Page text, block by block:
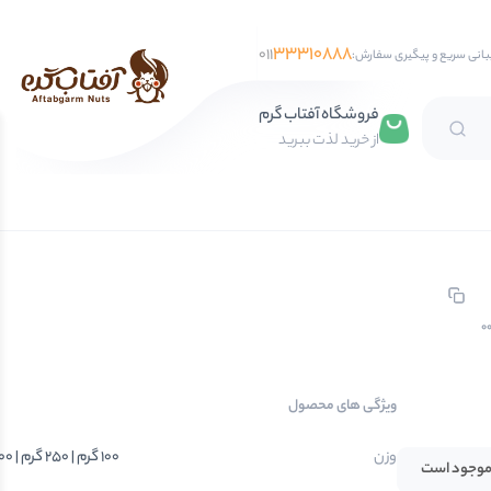
سریع و پیگیری سفارش: 01133310888
تخمه جابانی
فندق با پوست
فروشگاه آفتاب گرم
از خرید لذت ببرید
ویژگی های محصول
وزن 100 گرم | 250 گرم | 500 گرم | 750 گرم | 1 کیلوگرم